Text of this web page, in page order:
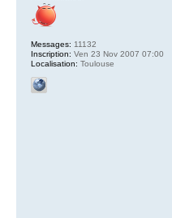
Messages: 11132
Inscription: Ven 23 Nov 2007 07:00
Localisation: Toulouse